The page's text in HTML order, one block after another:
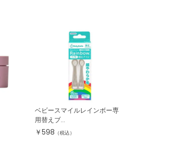
ベビースマイルレインボー専
用替えブ...
￥598 （税込）